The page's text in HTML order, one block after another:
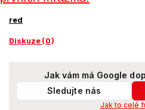
red
Diskuze (0)
Jak vám má Google
Sledujte nás
Jak to celé